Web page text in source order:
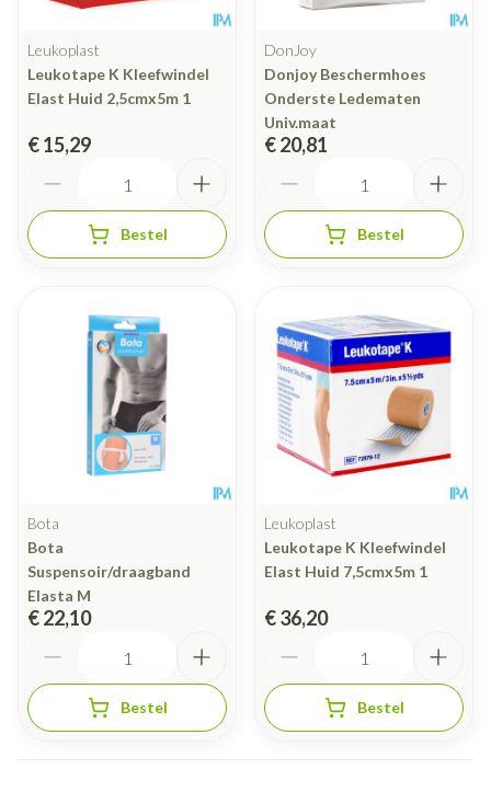
Leukoplast
Leukotape K Kleefwindel
Elast Huid 2,5cmx5m 1
€ 15,29
Bestel
DonJoy
Donjoy Beschermhoes
Onderste Ledematen
Univ.maat
€ 20,81
Bestel
Bota
Bota
Suspensoir/draagband
Elasta M
€ 22,10
Bestel
Leukoplast
Leukotape K Kleefwindel
Elast Huid 7,5cmx5m 1
€ 36,20
Bestel